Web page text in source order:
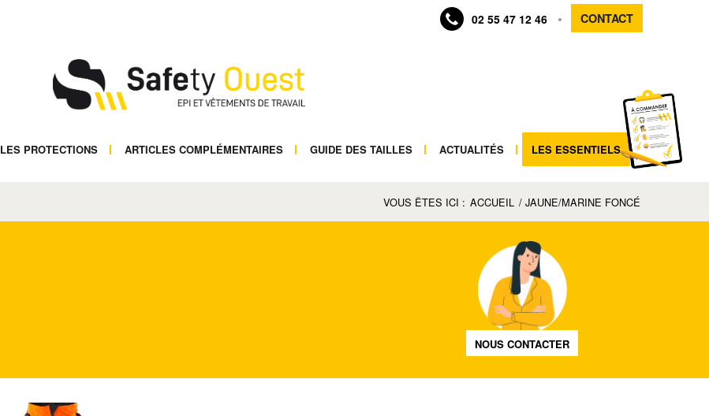
02 55 47 12 46 CONTACT
LES PROTECTIONS ARTICLES COMPLÉMENTAIRES GUIDE DES TAILLES ACTUALITÉS LES ESSENTIELS
VOUS ÊTES ICI : ACCUEIL / JAUNE/MARINE FONCÉ
NOUS CONTACTER